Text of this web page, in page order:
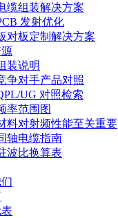
缆组装解决方案
发射优化
对板定制解决方案
装说明
争对手产品对照
UG 对照检索
率范围图
料对射频性能至关重要
轴电缆指南
波比换算表